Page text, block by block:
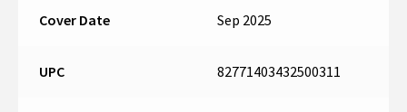
Cover Date Sep 2025
UPC 82771403432500311